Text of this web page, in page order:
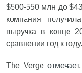
$500-550 млн до
компания
выручка в конце
сравнении год к году.
The Vergeотмечает